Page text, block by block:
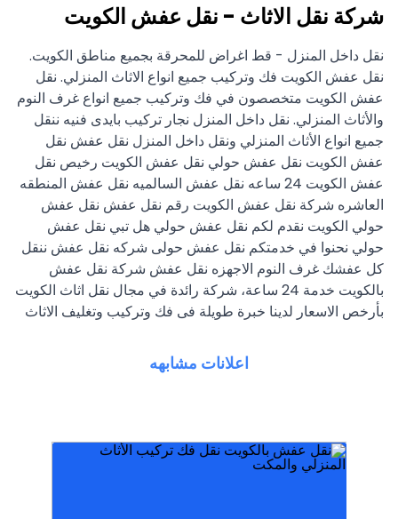
شركة نقل الاثاث - نقل عفش الكويت
نقل داخل المنزل - قط اغراض للمحرقة بجميع مناطق الكويت.
نقل عفش الكويت فك وتركيب جميع انواع الاثاث المنزلي. نقل
عفش الكويت متخصصون في فك وتركيب جميع انواع غرف النوم
والأثاث المنزلي. نقل داخل المنزل نجار تركيب بايدى فنيه ننقل
جميع انواع الأثاث المنزلي ونقل داخل المنزل نقل عفش نقل
عفش الكويت نقل عفش حولي نقل عفش الكويت رخيص نقل
عفش الكويت 24 ساعه نقل عفش السالميه نقل عفش المنطقه
العاشره شركة نقل عفش الكويت رقم نقل عفش نقل عفش
حولي الكويت نقدم لكم نقل عفش حولي هل تبي نقل عفش
حولي نحنوا في خدمتكم نقل عفش حولى شركه نقل عفش ننقل
كل عفشك غرف النوم الاجهزه نقل عفش شركة نقل عفش
بالكويت خدمة 24 ساعة، شركة رائدة في مجال نقل اثاث الكويت
بأرخص الاسعار لدينا خبرة طويلة فى فك وتركيب وتغليف الاثاث
اعلانات مشابهه
متخصصون في نقل فك تركيب تغليف تخزين الاثاث
عفش في الكويت 24 ساعة، افضل شركات النق